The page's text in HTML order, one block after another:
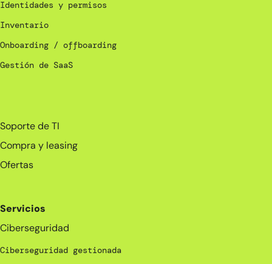
Identidades y permisos
Inventario
Onboarding / offboarding
Gestión de SaaS
Soporte de TI
Compra y leasing
Ofertas
Servicios
Ciberseguridad
Ciberseguridad gestionada